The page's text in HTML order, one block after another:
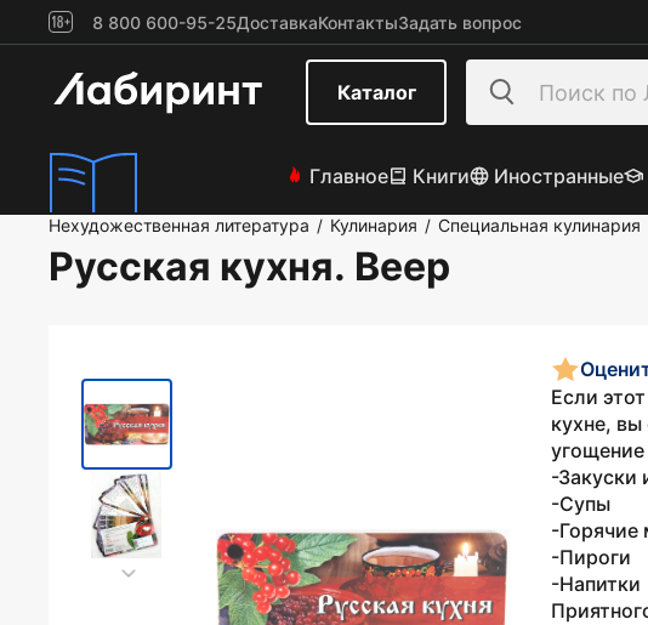
8 800 600-95-25ДоставкаКонтактыЗадать вопрос
Каталог
Главное Книги Иностранные
Нехудожественная литература / Кулинария / Специальная кулинария
Русская кухня. Веер
Если
кухне,
-Закуски
-Супы
-
-Пироги
-Напитки